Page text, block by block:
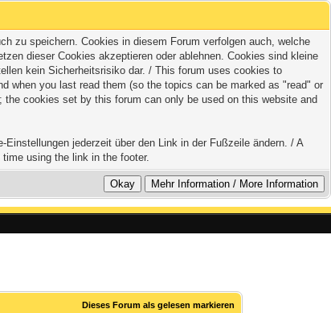
zu speichern. Cookies in diesem Forum verfolgen auch, welche
dieser Cookies akzeptieren oder ablehnen. Cookies sind kleine
kein Sicherheitsrisiko dar. / This forum uses cookies to
when you last read them (so the topics can be marked as "read" or
cookies set by this forum can only be used on this website and
jederzeit über den Link in der Fußzeile ändern. / A
using the link in the footer.
Dieses Forum als gelesen markieren